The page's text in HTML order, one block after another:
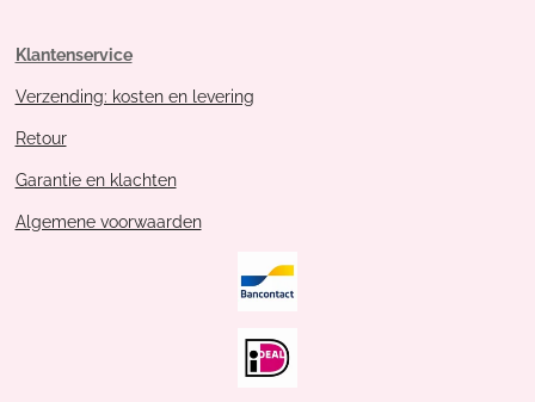
Klantenservice
Verzending: kosten en levering
Retour
Garantie en klachten
Algemene voorwaarden